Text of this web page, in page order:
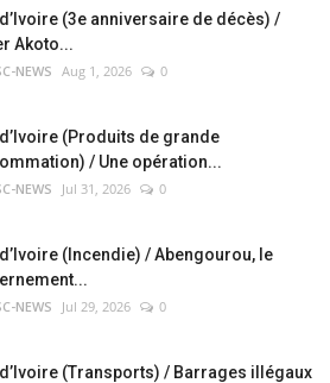
(3e anniversaire de décès) /
Akoto...
NEWS Aug 1, 2026 0
(Produits de grande
/ Une opération...
NEWS Jul 31, 2026 0
(Incendie) / Abengourou, le
NEWS Jul 29, 2026 0
(Transports) / Barrages illégaux